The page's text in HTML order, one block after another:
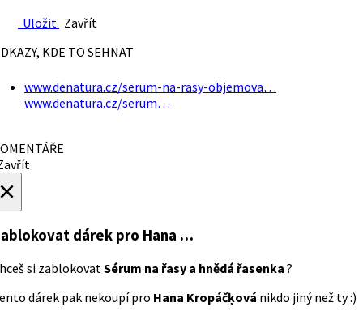
Uložit Zavřít
KDE TO SEHNAT
www.denatura.cz/serum-na-rasy-objemova…
www.denatura.cz/serum…
dárek pro Hana …
si zablokovatSérum na řasy a hnědá řasenka ?
dárek pak nekoupí pro Hana Kropáčķová nikdo jiný než ty :)